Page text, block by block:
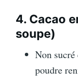
4. Cacao
soupe)
Non
poudre